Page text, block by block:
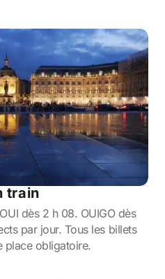
train
dès 2 h 08. OUIGO dès
par jour. Tous les billets
place obligatoire.